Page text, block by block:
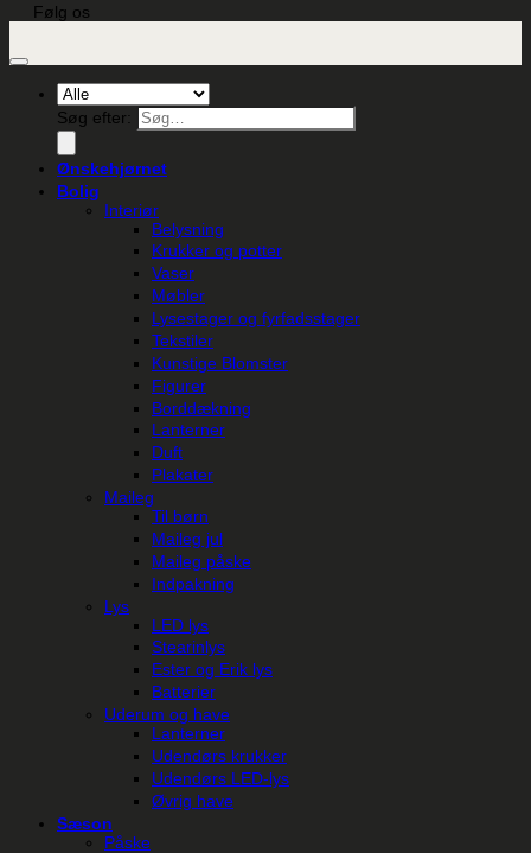
Følg os
Søg efter:
Ønskehjørnet
Bolig
Interiør
Belysning
Krukker og potter
Vaser
Møbler
Lysestager og fyrfadsstager
Tekstiler
Kunstige Blomster
Figurer
Borddækning
Lanterner
Duft
Plakater
Maileg
Til børn
Maileg jul
Maileg påske
Indpakning
Lys
LED lys
Stearinlys
Ester og Erik lys
Batterier
Uderum og have
Lanterner
Udendørs krukker
Udendørs LED-lys
Øvrig have
Sæson
Påske